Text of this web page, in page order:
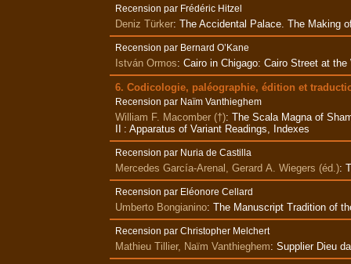
Recension par Frédéric Hitzel
Deniz Türker: The Accidental Palace. The Making
Recension par Bernard O’Kane
István Ormos: Cairo in Chigago: Cairo Street at
6. Codicologie, paléographie, édition et
Recension par Naïm Vanthieghem
William F. Macomber (†): The Scala Magna of
II : Apparatus of Variant Readings, Indexes
Recension par Nuria de Castilla
Mercedes García-Arenal, Gerard A. Wiegers (éd.):
Recension par Eléonore Cellard
Umberto Bongianino: The Manuscript Tradition of
Recension par Christopher Melchert
Mathieu Tillier, Naïm Vanthieghem: Supplier Dieu